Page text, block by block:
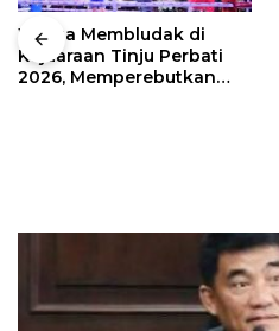
Warga Membludak di
Kejuaraan Tinju Perbati
2026, Memperebutkan